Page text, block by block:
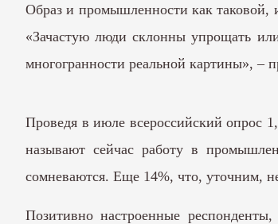
Образ и промышленности как
«Зачастую люди склонны упрощать
многогранности реальной картины», –
Проведя в июле всероссийский опрос
называют сейчас работу в
сомневаются. Еще 14%, что, уточним,
Позитивно настроенные